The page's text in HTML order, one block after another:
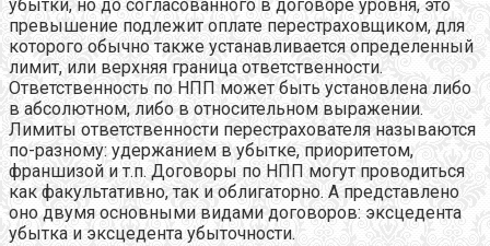
убытки, но до согласованного в договоре уровня, это
превышение подлежит оплате перестраховщиком, для
которого обычно также устанавливается определенный
лимит, или верхняя граница ответственности.
Ответственность по НПП может быть установлена либо
в абсолютном, либо в относительном выражении.
Лимиты ответственности перестрахователя называются
по-разному: удержанием в убытке, приоритетом,
франшизой и т.п. Договоры по НПП могут проводиться
как факультативно, так и облигаторно. А представлено
оно двумя основными видами договоров: эксцедента
убытка и эксцедента убыточности.